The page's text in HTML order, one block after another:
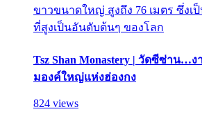
ขาวขนาดใหญ่ สูงถึง 76 เมตร ซึ่งเ
ที่สูงเป็นอันดับต้นๆ ของโลก
Tsz Shan Monastery | วัดซีซ่าน…
มองค์ใหญ่แห่งฮ่องกง
824 views